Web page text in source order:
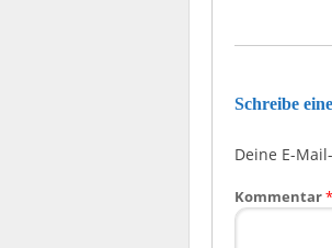
Schreibe
Deine E-
Kommentar*